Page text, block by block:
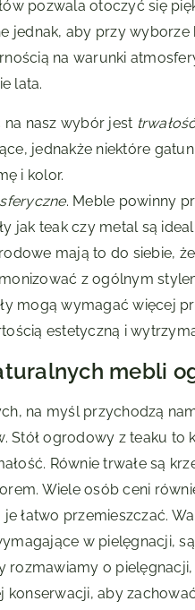
pozwala otoczyć się
jednak, aby przy wyborze
na warunki
lata.
na nasz wybór jest
jednakże niektóre
i kolor.
. Meble powinny
jak teak czy metal są
mają to do siebie, że
z ogólnym
mogą wymagać więcej
estetyczną i
mebli
na myśl przychodzą
Stół ogrodowy z teaku to
Równie trwałe są
Wiele osób ceni
łatwo przemieszczać.
w pielęgnacji,
o
aby